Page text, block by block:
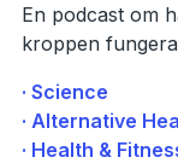
En podcast om
kroppen
· Science
· Alternative
· Health &